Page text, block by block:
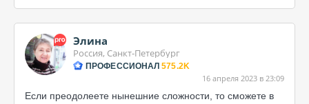
Элина
Россия, Санкт-Петербург
ПРОФЕССИОНАЛ 575.2K
16 апреля 2023 в 23:09
Если преодолеете нынешние сложности, то сможете в